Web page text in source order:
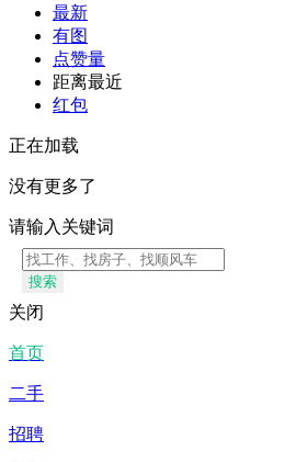
最新
有图
点赞量
距离最近
红包
正在加载
没有更多了
请输入关键词
搜索
关闭
首页
二手
招聘